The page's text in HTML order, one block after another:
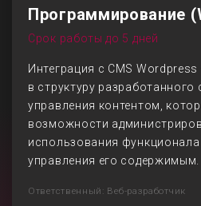
Программирование
Срок работы до 5 дней
Интеграция с CMS
в структуру разработанного
управления контентом,
возможности
использования функционала
управления его содержимым.
Ответственный: Веб-разработчик